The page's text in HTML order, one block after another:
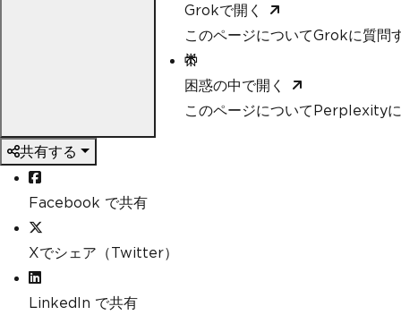
Grokで開く
このページについてGrokに質問
困惑の中で開く
このページについてPerplexity
共有する
Facebook で共有
Xでシェア（Twitter）
LinkedIn で共有